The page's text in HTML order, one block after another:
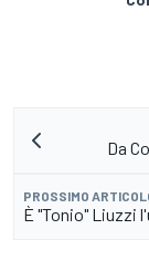
Da
PROSSIMO
È "Tonio" Liuzzi